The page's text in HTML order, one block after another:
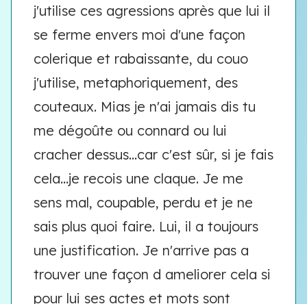
j'utilise ces agressions après que lui il
se ferme envers moi d'une façon
colerique et rabaissante, du couo
j'utilise, metaphoriquement, des
couteaux. Mias je n'ai jamais dis tu
me dégoûte ou connard ou lui
cracher dessus...car c'est sûr, si je fais
cela...je recois une claque. Je me
sens mal, coupable, perdu et je ne
sais plus quoi faire. Lui, il a toujours
une justification. Je n'arrive pas a
trouver une façon d ameliorer cela si
pour lui ses actes et mots sont